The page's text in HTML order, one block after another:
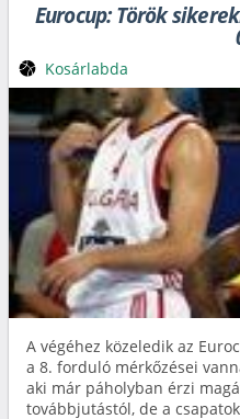
Eurocup: Török
A végéhez közeledik az
a 8. forduló mérkőzései
aki már páholyban érzi
továbbjutástól, de a
Kosárlabda